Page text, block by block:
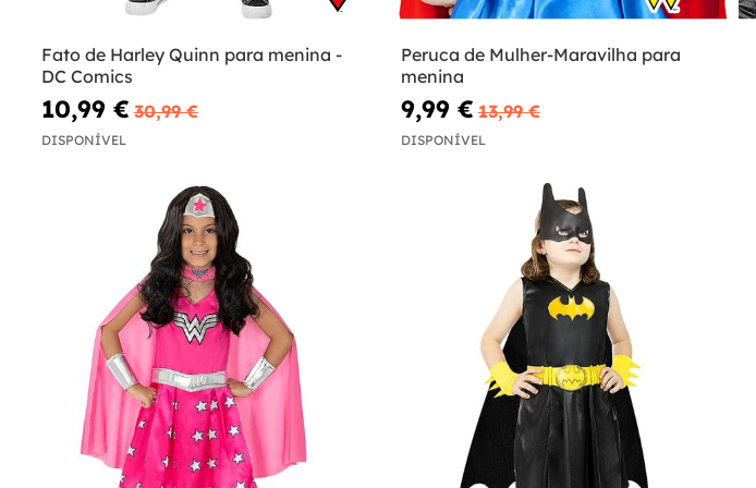
Fato de Harley Quinn para menina -
DC Comics
10,99 € 30,99 €
DISPONÍVEL
Peruca de Mulher-Maravilha para
menina
9,99 € 13,99 €
DISPONÍVEL